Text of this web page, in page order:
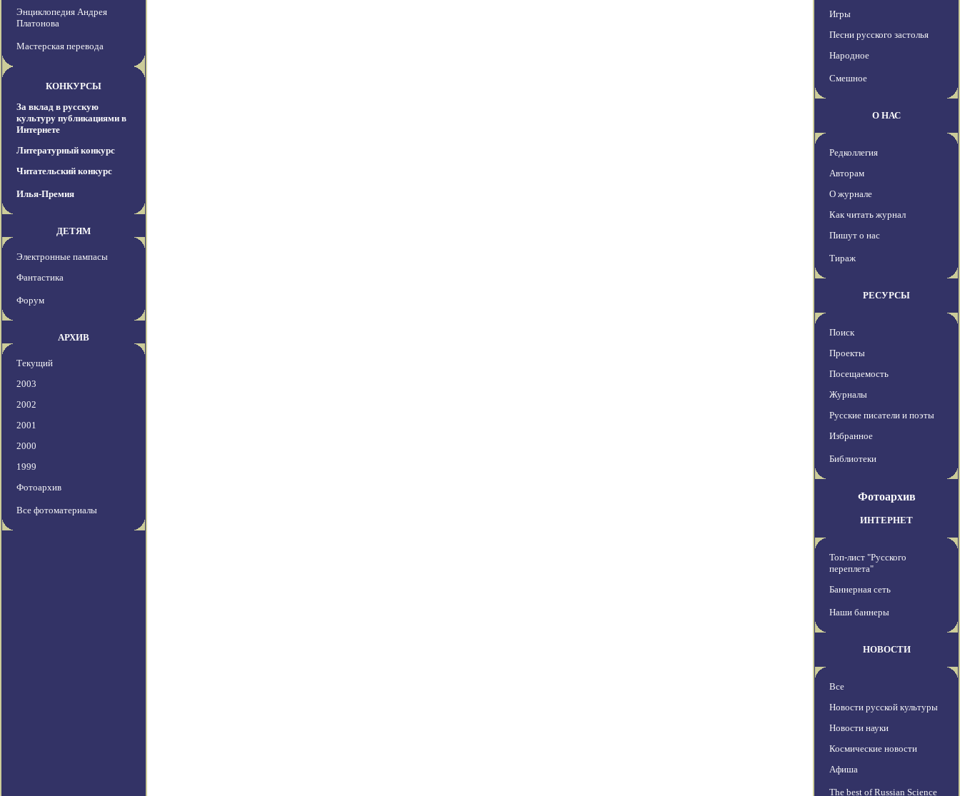
Энциклопедия Андрея
Платонова
Мастерская перевода
КОНКУРСЫ
За вклад в русскую
культуру публикациями в
Интернете
Литературный конкурс
Читательский конкурс
Илья-Премия
ДЕТЯМ
Электронные пампасы
Фантастика
Форум
АРХИВ
Текущий
2003
2002
2001
2000
1999
Фотоархив
Все фотоматериалы
Игры
Песни русского застолья
Народное
Смешное
О НАС
Редколлегия
Авторам
О журнале
Как читать журнал
Пишут о нас
Тираж
РЕСУРСЫ
Поиск
Проекты
Посещаемость
Журналы
Русские писатели и поэты
Избранное
Библиотеки
Фотоархив
ИНТЕРНЕТ
Топ-лист "Русского
переплета"
Баннерная сеть
Наши баннеры
НОВОСТИ
Все
Новости русской культуры
Новости науки
Космические новости
Афиша
The best of Russian Science